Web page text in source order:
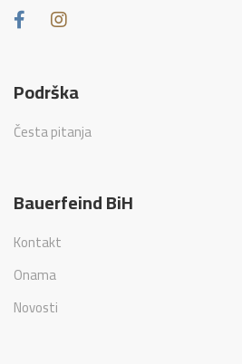
Podrška
Česta pitanja
Bauerfeind BiH
Kontakt
Onama
Novosti